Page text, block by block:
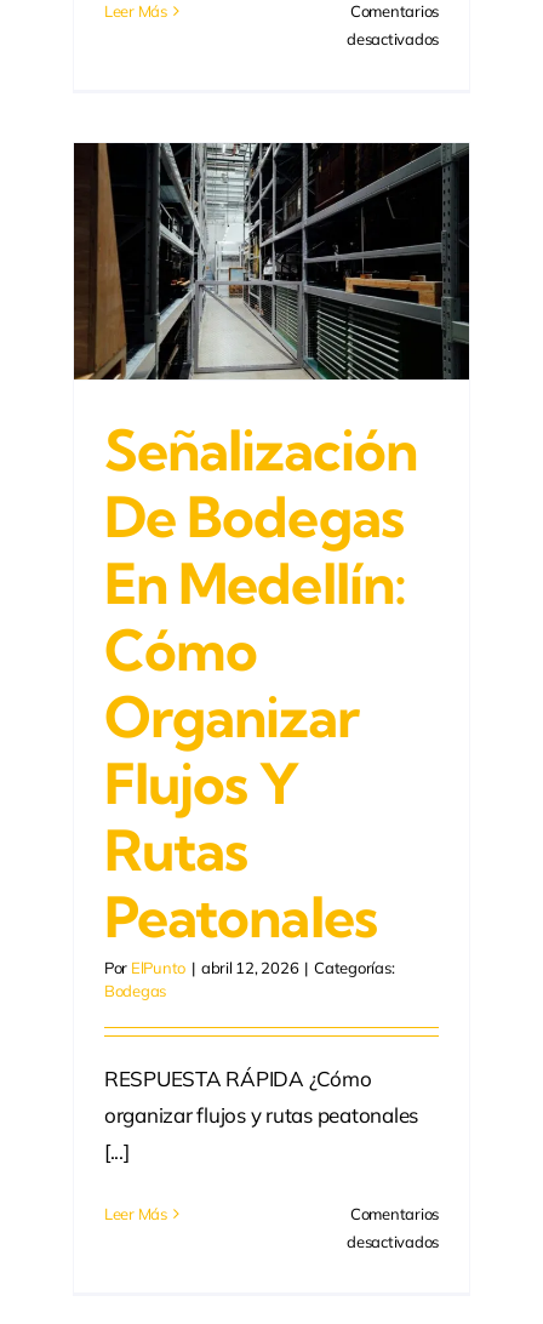
Leer Más
Comentarios
desactivadosen
Medellín:
Cupos,
flechas
y
cebras
Señalización
De Bodegas
En Medellín:
Cómo
Organizar
Flujos Y
Rutas
Peatonales
Por ElPunto | abril 12, 2026 | Categorías:
Bodegas
RESPUESTA RÁPIDA ¿Cómo
organizar flujos y rutas peatonales
[...]
Leer Más
Comentarios
desactivadosen